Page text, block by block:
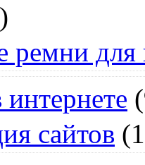
ремни для
интернете
сайтов